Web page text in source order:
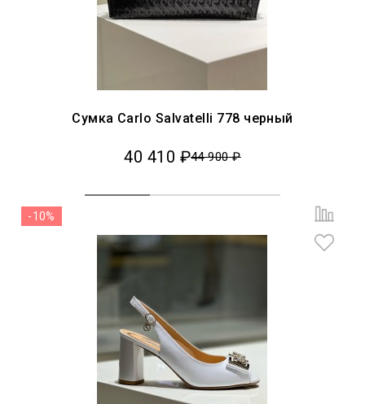
Сумка Carlo Salvatelli 778 черный
40 410 ₽44 900 ₽
-10%